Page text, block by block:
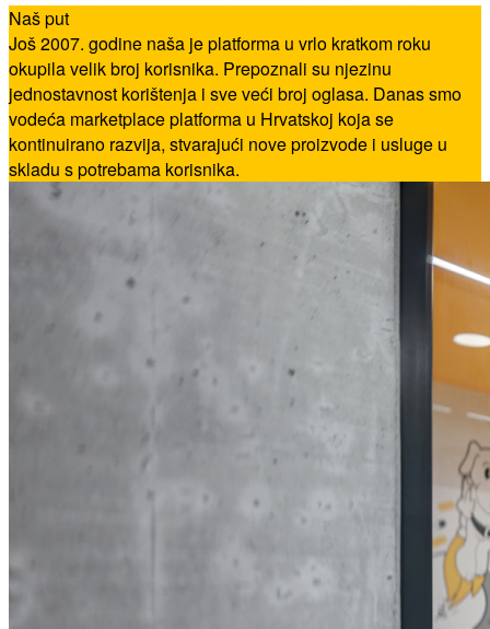
Naš put
Još 2007. godine naša je platforma u vrlo kratkom roku
okupila velik broj korisnika. Prepoznali su njezinu
jednostavnost korištenja i sve veći broj oglasa. Danas smo
vodeća marketplace platforma u Hrvatskoj koja se
kontinuirano razvija, stvarajući nove proizvode i usluge u
skladu s potrebama korisnika.